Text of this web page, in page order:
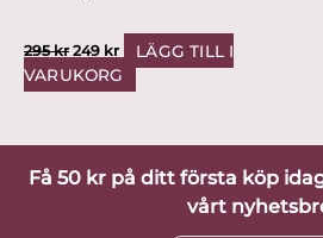
295kr 249 kr
LÄGG TILL I
VARUKORG
Få 50 kr på ditt första köp
vårt